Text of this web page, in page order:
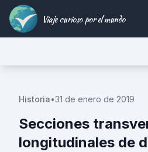
Viaje curioso por el mundo
Historia•31 de enero de 2019
Secciones
longitudinales de